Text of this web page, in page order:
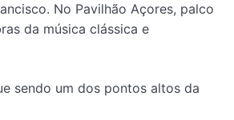
No Pavilhão Açores, palco
da música clássica e
sendo um dos pontos altos da